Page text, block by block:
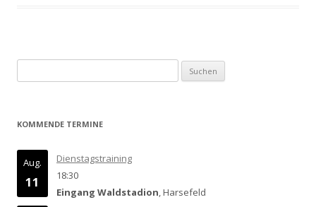
nach:
KOMMENDE TERMINE
Aug.
11
Dienstagstraining
18:30
Eingang Waldstadion, Harsefeld